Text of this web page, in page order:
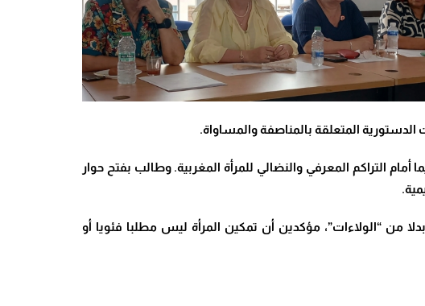
الدستورية المتعلقة بالمناصفة والمساواة.
التراكم المعرفي والنضالي للمرأة المغربية. وطالب بفتح حوار
.
من “الولاءات”، مؤكدين أن تمكين المرأة ليس مطلبا فئويا أو